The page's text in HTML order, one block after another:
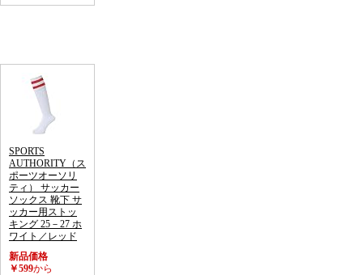
SPORTS
AUTHORITY（ス
ポーツオーソリ
ティ） サッカー
ソックス 靴下 サ
ッカー用ストッ
キング 25－27 ホ
ワイト／レッド
新品価格
￥599から